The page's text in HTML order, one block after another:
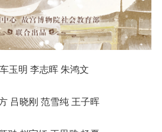
玉明 李志晖 朱鸿文
吕晓刚 范雪纯 王子晖